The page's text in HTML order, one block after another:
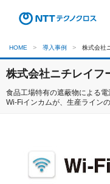
HOME 導入事例 株式会社
株式会社ニチレイ
食品工場特有の遮蔽物による電
Wi-Fiインカムが、生産ライン